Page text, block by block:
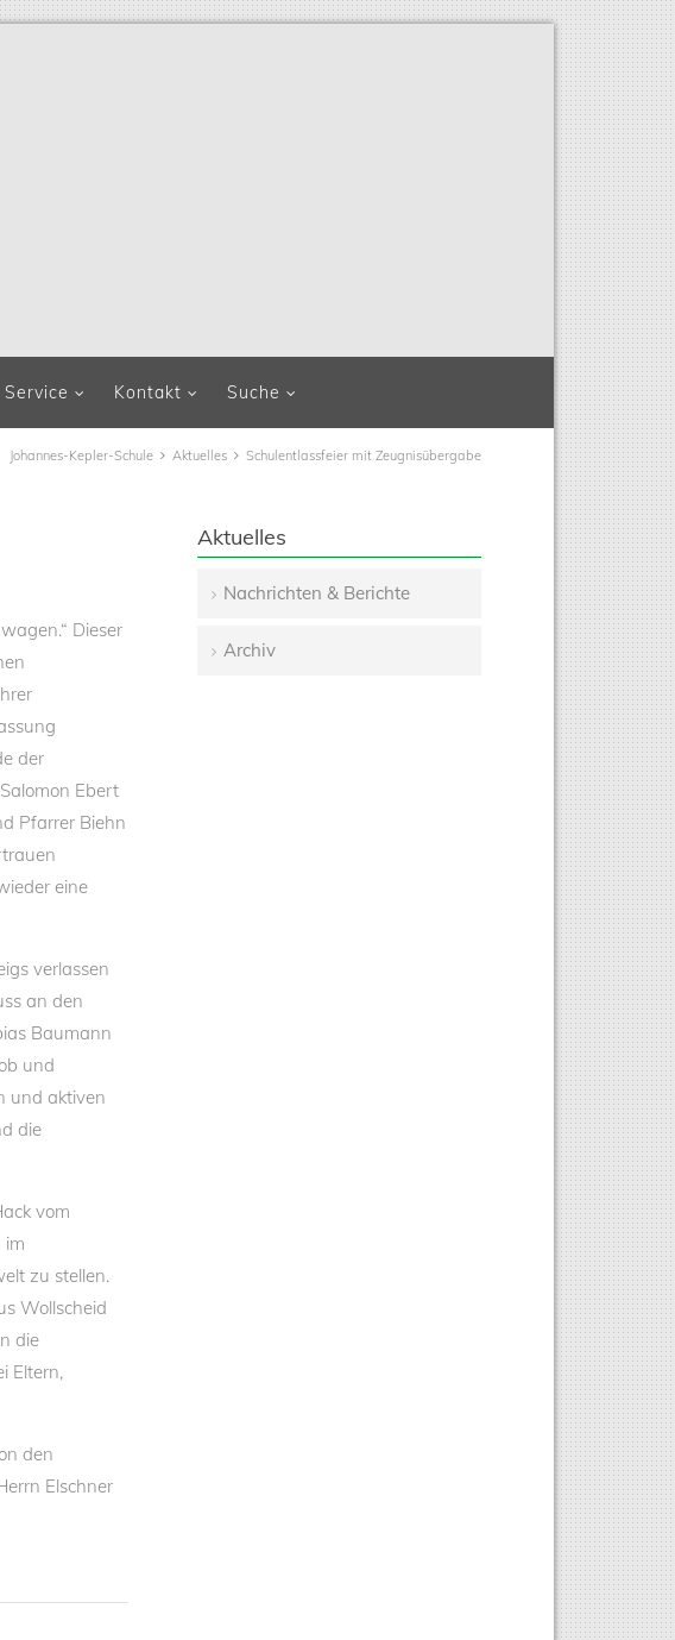
Service Kontakt Suche
Johannes-Kepler-Schule Aktuelles Schulentlassfeier mit Zeugnisübergabe
Dieser
der
Ebert
Pfarrer Biehn
eine
verlassen
an den
Baumann
und
und aktiven
die
vom
im
zu stellen.
Wollscheid
die
Eltern,
den
Elschner
Aktuelles
überspringen
Nachrichten & Berichte
Archiv